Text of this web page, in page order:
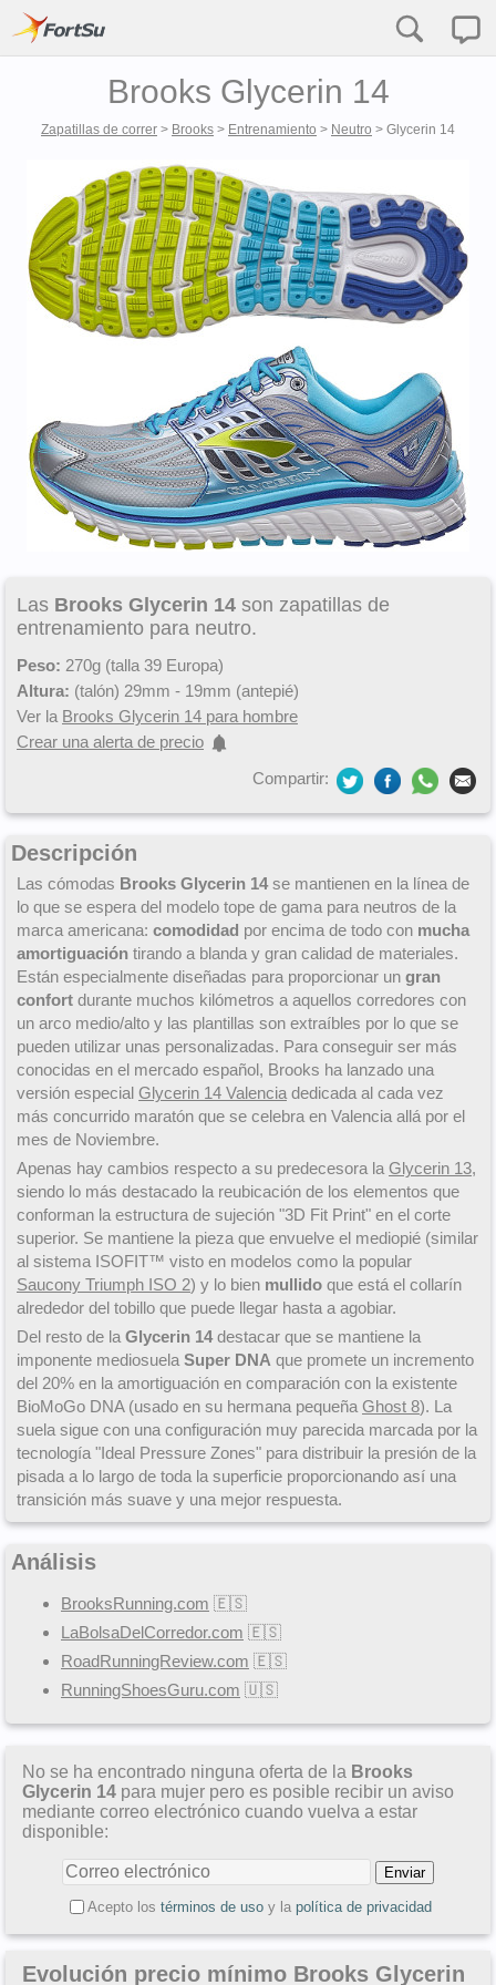
Brooks Glycerin 14
Zapatillas de correr > Brooks > Entrenamiento > Neutro > Glycerin 14
Las Brooks Glycerin 14 son zapatillas de
entrenamiento para neutro.
Peso: 270g (talla 39 Europa)
Altura: (talón) 29mm - 19mm (antepié)
Ver la Brooks Glycerin 14 para hombre
Crear una alerta de precio
Compartir:
Descripción
Las cómodas Brooks Glycerin 14se mantienen en la línea de
lo que se espera del modelo tope de gama para neutros de la
marca americana: comodidad por encima de todo con mucha
amortiguación tirando a blanda y gran calidad de materiales.
Están especialmente diseñadas para proporcionar un gran
confort durante muchos kilómetros a aquellos corredores con
un arco medio/alto y las plantillas son extraíbles por lo que se
pueden utilizar unas personalizadas. Para conseguir ser más
conocidas en el mercado español, Brooks ha lanzado una
versión especial Glycerin 14 Valencia dedicada al cada vez
más concurrido maratón que se celebra en Valencia allá por el
mes de Noviembre.
Apenas hay cambios respecto a su predecesora la Glycerin 13,
siendo lo más destacado la reubicación de los elementos que
conforman la estructura de sujeción "3D Fit Print" en el corte
superior. Se mantiene la pieza que envuelve el mediopié (similar
al sistema ISOFIT™ visto en modelos como la popular
Saucony Triumph ISO 2) y lo bien mullido que está el collarín
alrededor del tobillo que puede llegar hasta a agobiar.
Del resto de la Glycerin 14destacar que se mantiene la
imponente mediosuela Super DNA que promete un incremento
del 20% en la amortiguación en comparación con la existente
BioMoGo DNA (usado en su hermana pequeña Ghost 8). La
suela sigue con una configuración muy parecida marcada por la
tecnología "Ideal Pressure Zones" para distribuir la presión de la
pisada a lo largo de toda la superficie proporcionando así una
transición más suave y una mejor respuesta.
Análisis
BrooksRunning.com 🇪🇸
LaBolsaDelCorredor.com 🇪🇸
RoadRunningReview.com 🇪🇸
RunningShoesGuru.com 🇺🇸
No se ha encontrado ninguna oferta de la Brooks
Glycerin 14 para mujer pero es posible recibir un aviso
mediante correo electrónico cuando vuelva a estar
disponible:
Acepto los términos de usoy la política de privacidad
Evolución precio mínimo Brooks Glycerin